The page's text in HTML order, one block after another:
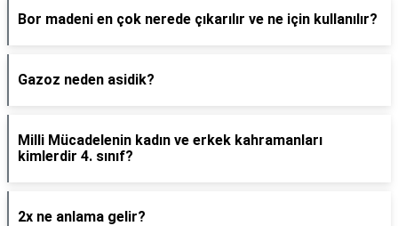
Bor madeni en çok nerede çıkarılır ve ne için kullanılır?
Gazoz neden asidik?
Milli Mücadelenin kadın ve erkek kahramanları
kimlerdir 4. sınıf?
2x ne anlama gelir?